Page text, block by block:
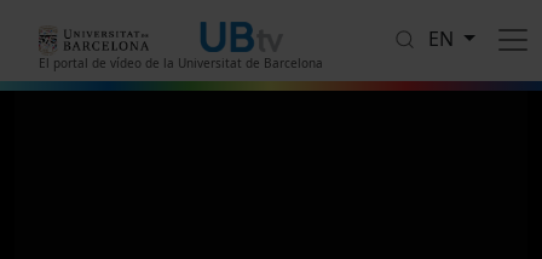
El portal de vídeo de la Universitat de Barcelona
EN